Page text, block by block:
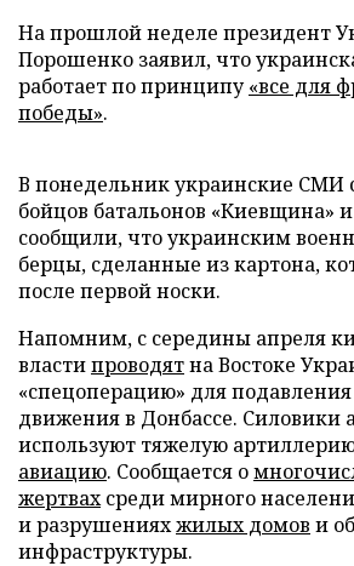
На прошлой неделе президент
Порошенко заявил, что
работает по принципу«все для
победы».
В понедельник украинские СМИ
бойцов батальонов «Киевщина»
сообщили, что украинским
берцы, сделанные из картона,
после первой носки.
Напомним, с середины апреля
властипроводятна Востоке
«спецоперацию» для подавления
движения в Донбассе. Силовики
используют тяжелую
авиацию. Сообщается о
жертвахсреди мирного
и разрушенияхжилых домов и
инфраструктуры.